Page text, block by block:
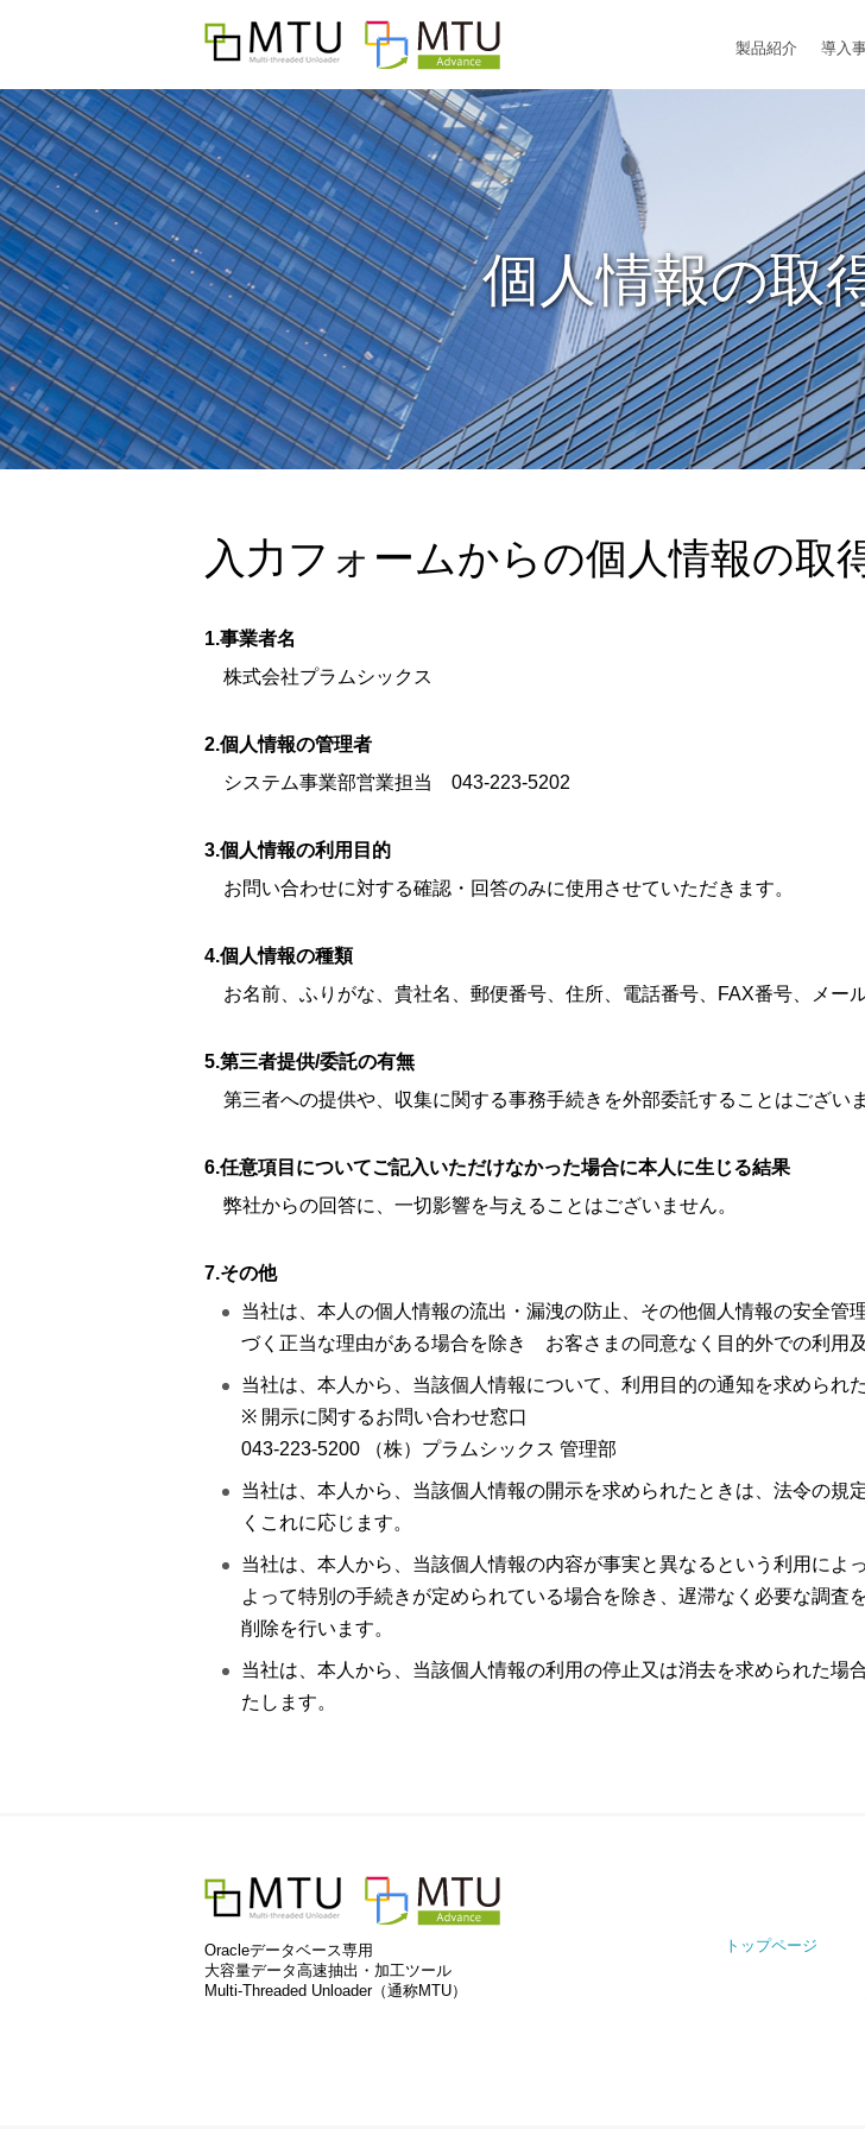
製品紹介 導入
個人情報の取
入力フォームからの個人情報の取
1.事業者名
株式会社プラムシックス
2.個人情報の管理者
システム事業部営業担当 043-223-5202
3.個人情報の利用目的
お問い合わせに対する確認・回答のみに使用させていただきます。
4.個人情報の種類
お名前、ふりがな、貴社名、郵便番号、住所、電話番号、FAX番号、メー
5.第三者提供/委託の有無
第三者への提供や、収集に関する事務手続きを外部委託することはございま
6.任意項目についてご記入いただけなかった場合に本人に生じる結果
弊社からの回答に、一切影響を与えることはございません。
7.その他
当社は、本人の個人情報の流出・漏洩の防止、その他個人情報の安全
づく正当な理由がある場合を除き お客さまの同意なく目的外での利用
当社は、本人から、当該個人情報について、利用目的の通知を求められ
※ 開示に関するお問い合わせ窓口
043-223-5200 （株）プラムシックス 管理部
当社は、本人から、当該個人情報の開示を求められたときは、法令の
くこれに応じます。
当社は、本人から、当該個人情報の内容が事実と異なるという利用によ
よって特別の手続きが定められている場合を除き、遅滞なく必要な調
削除を行います。
当社は、本人から、当該個人情報の利用の停止又は消去を求められた
たします。
Oracleデータベース専用
大容量データ高速抽出・加工ツール
Multi-Threaded Unloader（通称MTU）
トップページ